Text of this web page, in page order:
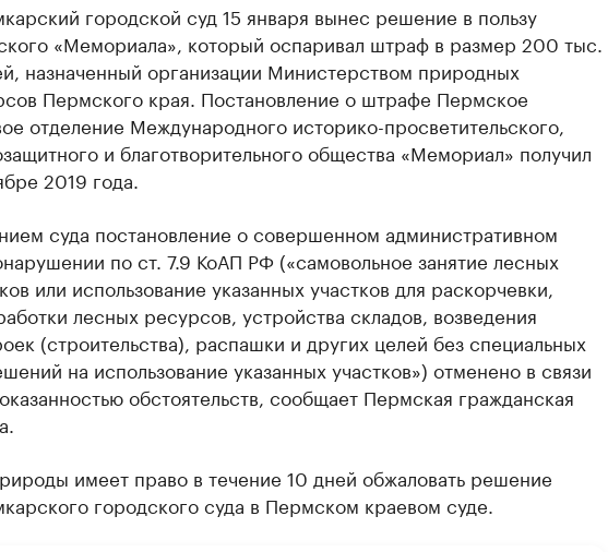
городской суд 15 января вынес решение в пользу
«Мемориала», который оспаривал штраф в размер 200 тыс.
назначенный организации Министерством природных
Пермского края. Постановление о штрафе Пермское
отделение Международного историко-просветительского,
и благотворительного общества «Мемориал» получил
2019 года.
суда постановление о совершенном административном
по ст. 7.9 КоАП РФ («самовольное занятие лесных
или использование указанных участков для раскорчевки,
лесных ресурсов, устройства складов, возведения
(строительства), распашки и других целей без специальных
на использование указанных участков») отменено в связи
обстоятельств, сообщает Пермская гражданская
имеет право в течение 10 дней обжаловать решение
городского суда в Пермском краевом суде.